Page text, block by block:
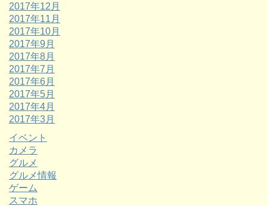
2017年12月
2017年11月
2017年10月
2017年9月
2017年8月
2017年7月
2017年6月
2017年5月
2017年4月
2017年3月
イベント
カメラ
グルメ
グルメ情報
ゲーム
スマホ